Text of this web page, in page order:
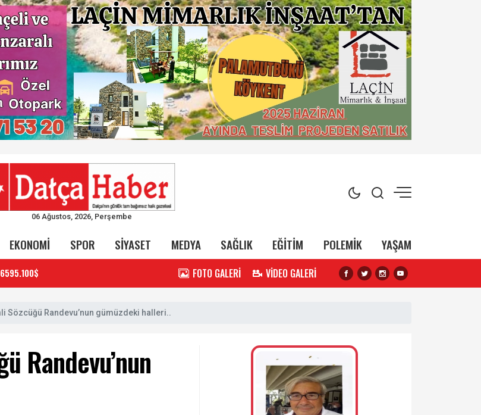
06 Ağustos, 2026, Perşembe
EKONOMİ SPOR SİYASET MEDYA SAĞLIK EĞİTİM POLEMİK YAŞAM
FOTO GALERİ VİDEO GALERİ
Sözcüğü Randevu’nun gümüzdeki halleri..
Randevu’nun